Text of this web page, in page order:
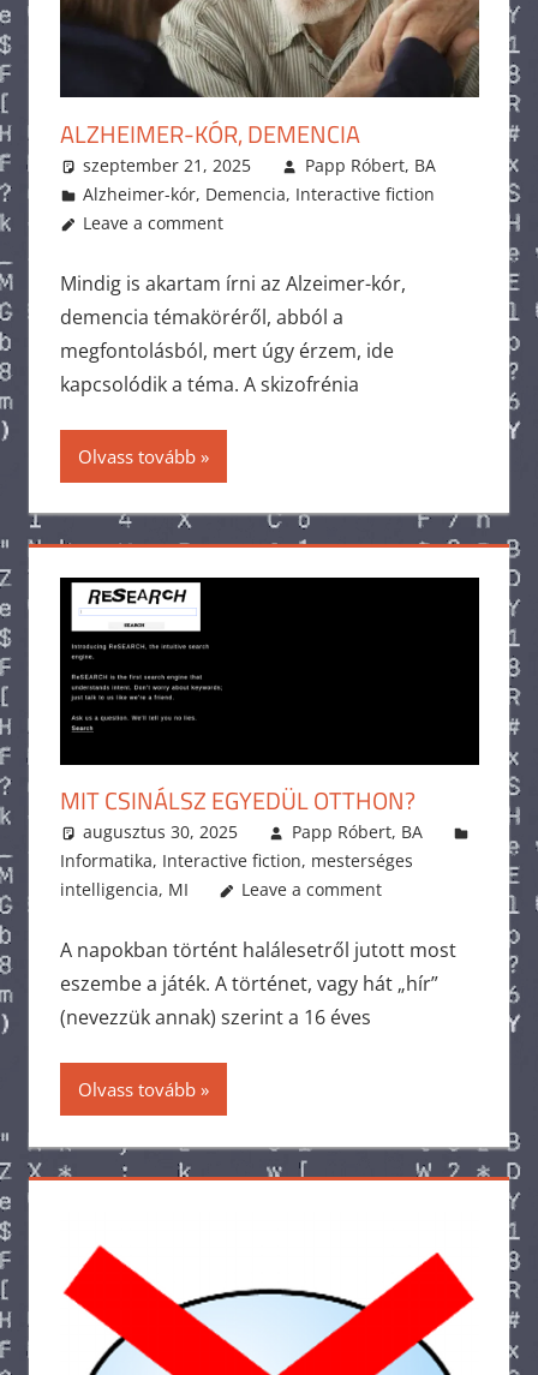
ALZHEIMER-KÓR, DEMENCIA
szeptember 21, 2025
Papp Róbert, BA
Alzheimer-kór, Demencia, Interactive fiction
Leave a comment
Mindig is akartam írni az Alzeimer-kór,
demencia témaköréről, abból a
megfontolásból, mert úgy érzem, ide
kapcsolódik a téma. A skizofrénia
Olvass tovább
MIT CSINÁLSZ EGYEDÜL OTTHON?
augusztus 30, 2025
Papp Róbert, BA
Informatika, Interactive fiction, mesterséges
intelligencia, MI Leave a comment
A napokban történt halálesetről jutott most
eszembe a játék. A történet, vagy hát „hír”
(nevezzük annak) szerint a 16 éves
Olvass tovább